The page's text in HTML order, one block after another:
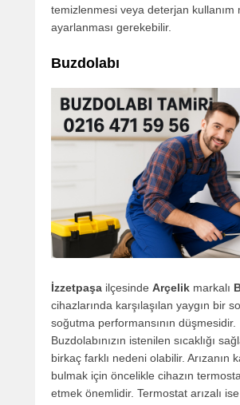
temizlenmesi veya deterjan kullanım
ayarlanması gerekebilir.
Buzdolabı
İzzetpaşa ilçesinde Arçelik markalı
cihazlarında karşılaşılan yaygın bir
soğutma performansının düşmesidir.
Buzdolabınızın istenilen sıcaklığı
birkaç farklı nedeni olabilir. Arızanın
bulmak için öncelikle cihazın
etmek önemlidir. Termostat arızalı ise